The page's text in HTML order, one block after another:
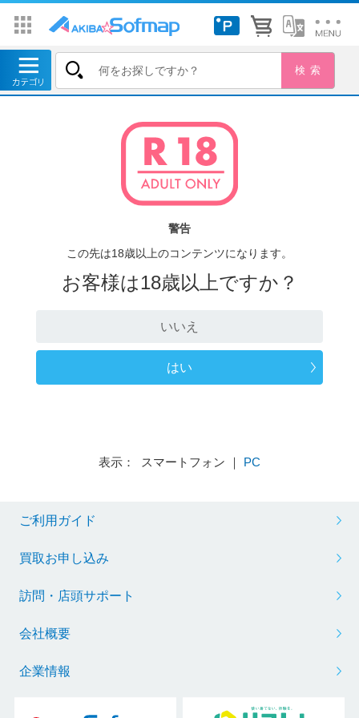
警告
この先は18歳以上のコンテンツになります。
お客様は18歳以上ですか？
いいえ
はい
表示： スマートフォン ｜ PC
ご利用ガイド
買取お申し込み
訪問・店頭サポート
会社概要
企業情報